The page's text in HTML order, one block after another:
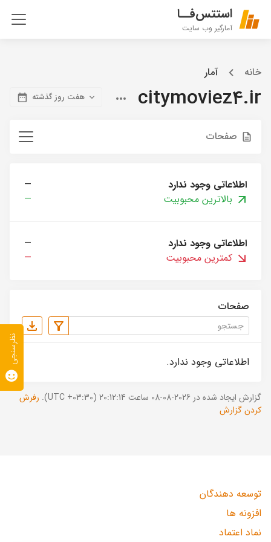
استتس‌فــا
آمارگیر وب سایت
خانه آمار
citymoviez4.ir هفت روز گذشته
صفحات
اطلاعاتی وجود ندارد
—
بالاترین محبوبیت
—
اطلاعاتی وجود ندارد
—
کمترین محبوبیت
—
صفحات
اطلاعاتی وجود ندارد.
گزارش ایجاد شده در 2026-08-08 ساعت 20:12:14 (UTC +03:30).
رفرش
کردن گزارش
توسعه دهندگان
افزونه ها
نماد اعتماد
نظرسنجی